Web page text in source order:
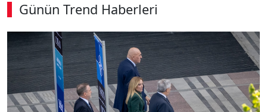
Günün Trend Haberleri